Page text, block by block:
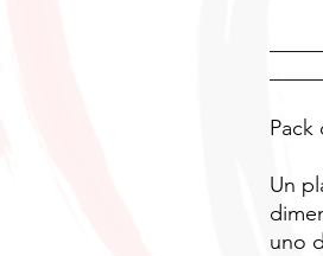
Pack
Un
uno